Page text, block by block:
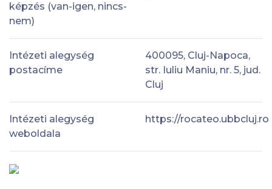
képzés (van-igen, nincs-
nem)
Intézeti alegység
postacíme
400095, Cluj-Napoca,
str. Iuliu Maniu, nr. 5, jud.
Cluj
Intézeti alegység
weboldala
https://rocateo.ubbcluj.ro